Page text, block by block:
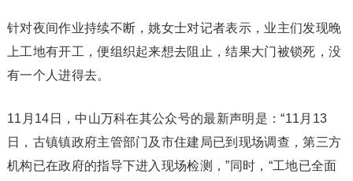
针对夜间作业持续不断，姚女士对记者表示，业主们发现晚
上工地有开工，便组织起来想去阻止，结果大门被锁死，没
有一个人进得去。
11月14日，中山万科在其公众号的最新声明是：“11月13
日，古镇镇政府主管部门及市住建局已到现场调查，第三方
机构已在政府的指导下进入现场检测，”同时，“工地已全面